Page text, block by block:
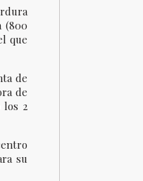
(800
que
de
de
los 2
su